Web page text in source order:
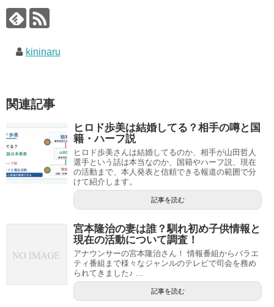
kininaru
関連記事
ヒロド歩美は結婚してる？相手の噂と国
籍・ハーフ説
ヒロド歩美さんは結婚してるのか、相手が山田哲人
選手という話は本当なのか、国籍やハーフ説、現在
の活動まで、本人発表と信頼できる報道の範囲で分
けて紹介します。
記事を読む
宮本隆治の妻は誰？馴れ初め子供情報と
現在の活動について調査！
アナウンサーの宮本隆治さん！ 情報番組からバラエ
ティ番組まで様々なジャンルのテレビで司会を務め
られてきました♪ ...
記事を読む